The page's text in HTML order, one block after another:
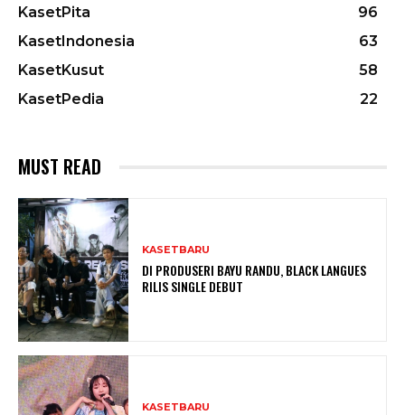
KasetPita
96
KasetIndonesia
63
KasetKusut
58
KasetPedia
22
MUST READ
KASETBARU
DI PRODUSERI BAYU RANDU, BLACK LANGUES
RILIS SINGLE DEBUT
KASETBARU